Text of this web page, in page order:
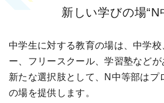
新しい学びの場“N
中学生に対する教育の場は、中学校
ー、フリースクール、学習塾などが
新たな選択肢として、N中等部はプ
の場を提供します。